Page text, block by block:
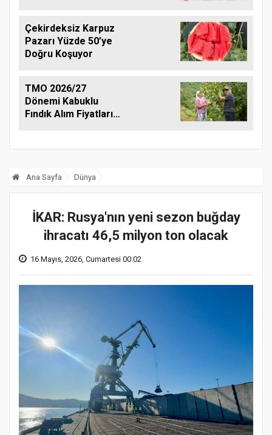
Çekirdeksiz Karpuz
Pazarı Yüzde 50’ye
Doğru Koşuyor
TMO 2026/27
Dönemi Kabuklu
Fındık Alım Fiyatlarını
Ana Sayfa Dünya
İKAR: Rusya'nın yeni sezon buğday
ihracatı 46,5 milyon ton olacak
16 Mayıs, 2026, Cumartesi 00:02